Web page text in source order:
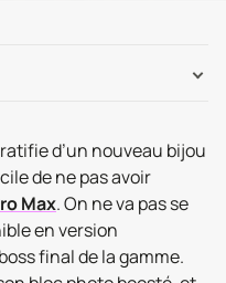
d’un nouveau bijou
de ne pas avoir
Max. On ne va pas se
en version
final de la gamme.